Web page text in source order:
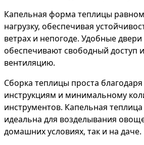
Капельная форма теплицы
нагрузку, обеспечивая
ветрах и непогоде. Удобные
обеспечивают свободный доступ
вентиляцию.
Сборка теплицы проста
инструкциям и минимальному
инструментов. Капельная
идеальна для возделывания
домашних условиях, так и на даче.